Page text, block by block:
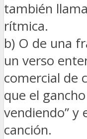
también
rítmica.
b) O de una
un verso
comercial de
que el
vendiendo” y
canción.